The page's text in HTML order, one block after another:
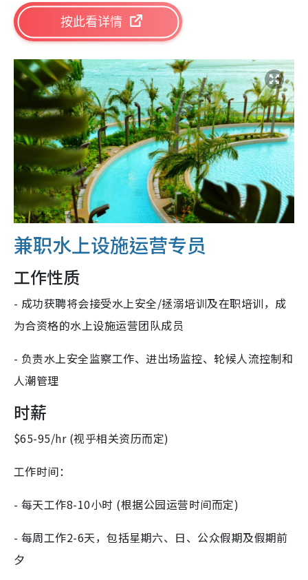
按此看详情
兼职水上设施运营专员
工作性质
- 成功获聘将会接受水上安全/拯溺培训及在职培训，成
为合资格的水上设施运营团队成员
- 负责水上安全监察工作、进出场监控、轮候人流控制和
人潮管理
时薪
$65-95/hr (视乎相关资历而定)
工作时间：
- 每天工作8-10小时 (根据公园运营时间而定)
- 每周工作2-6天，包括星期六、日、公众假期及假期前
夕